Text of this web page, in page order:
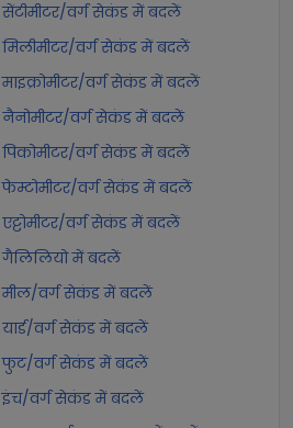
वर्ग सेकंड में बदलें
वर्ग सेकंड में बदलें
वर्ग सेकंड में बदलें
वर्ग सेकंड में बदलें
वर्ग सेकंड में बदलें
वर्ग सेकंड में बदलें
वर्ग सेकंड में बदलें
गैलिलियो में बदलें
मील/वर्ग सेकंड में बदलें
वर्ग सेकंड में बदलें
फुट/वर्ग सेकंड में बदलें
इंच/वर्ग सेकंड में बदलें